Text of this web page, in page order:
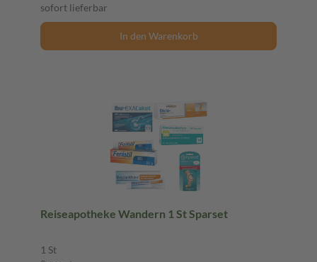
sofort lieferbar
In den Warenkorb
Reiseapotheke Wandern 1 St Sparset
1 St